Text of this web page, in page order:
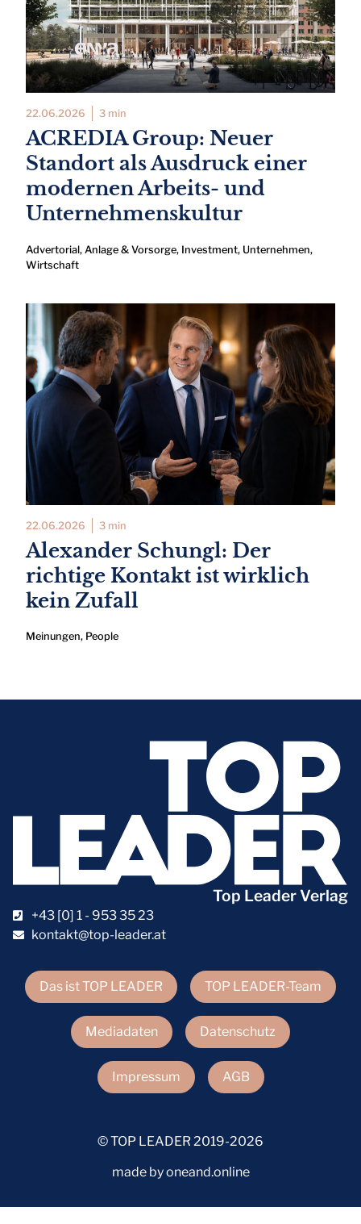
22.06.2026 3 min
ACREDIA Group: Neuer
Standort als Ausdruck einer
modernen Arbeits- und
Unternehmenskultur
Advertorial, Anlage & Vorsorge, Investment, Unternehmen,
Wirtschaft
22.06.2026 3 min
Alexander Schungl: Der
richtige Kontakt ist wirklich
kein Zufall
Meinungen, People
Das ist TOP LEADER TOP LEADER-Team
Mediadaten Datenschutz
Impressum AGB
Top Leader Verlag
+43 [0] 1 - 953 35 23
kontakt@top-leader.at
© TOP LEADER 2019-2026
made by oneand.online